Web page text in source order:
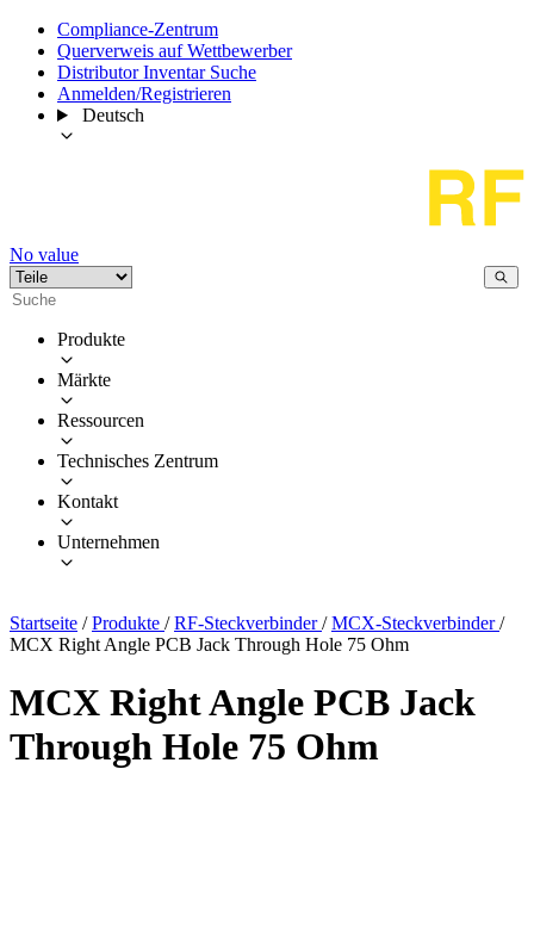
Compliance-Zentrum
Querverweis auf Wettbewerber
Distributor Inventar Suche
Anmelden/Registrieren
Deutsch
No value
Produkte
Märkte
Ressourcen
Technisches Zentrum
Kontakt
Unternehmen
Startseite / Produkte / RF-Steckverbinder/ MCX-Steckverbinder/
MCX Right Angle PCB Jack Through Hole 75 Ohm
MCX Right Angle PCB Jack
Through Hole 75 Ohm